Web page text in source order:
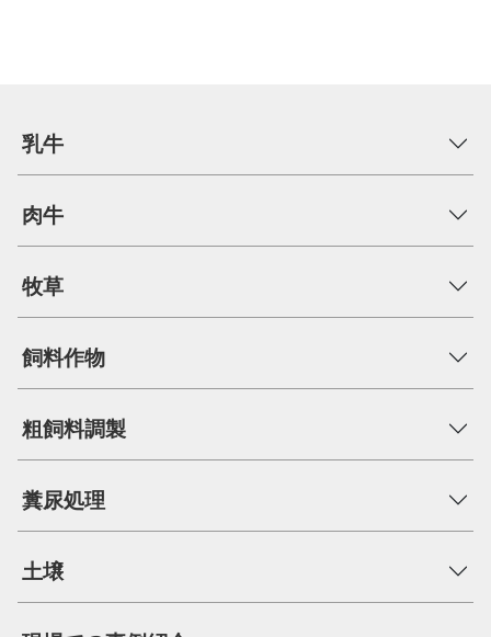
乳牛
肉牛
牧草
飼料作物
粗飼料調製
糞尿処理
土壌